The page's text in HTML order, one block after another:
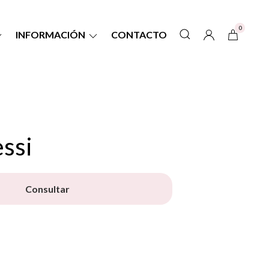
INFORMACIÓN CONTACTO
0
Consultar